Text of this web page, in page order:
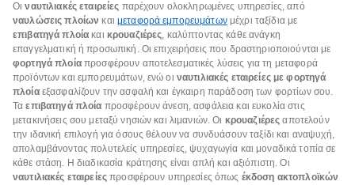
Οιναυτιλιακές εταιρείες παρέχουν ολοκληρωμένες υπηρεσίες, από
ναυλώσεις πλοίων και μεταφορά εμπορευμάτωνμέχρι ταξίδια με
επιβατηγά πλοία και κρουαζιέρες, καλύπτοντας κάθε ανάγκη
επαγγελματική ή προσωπική. Οι επιχειρήσεις που δραστηριοποιούνται με
φορτηγά πλοίαπροσφέρουν αποτελεσματικές λύσεις για τη μεταφορά
προϊόντων και εμπορευμάτων, ενώ οι ναυτιλιακές εταιρείες με φορτηγά
πλοίαεξασφαλίζουν την ασφαλή και έγκαιρη παράδοση των φορτίων σου.
Ταεπιβατηγά πλοία προσφέρουν άνεση, ασφάλεια και ευκολία στις
μετακινήσεις σου μεταξύ νησιών και λιμανιών. Οι κρουαζιέρες αποτελούν
την ιδανική επιλογή για όσους θέλουν να συνδυάσουν ταξίδι και αναψυχή,
απολαμβάνοντας πολυτελείς υπηρεσίες, ψυχαγωγία και μοναδικά τοπία σε
κάθε στάση. Η διαδικασία κράτησης είναι απλή και αξιόπιστη. Οι
ναυτιλιακές εταιρείεςπροσφέρουν υπηρεσίες όπως έκδοση ακτοπλοϊκών